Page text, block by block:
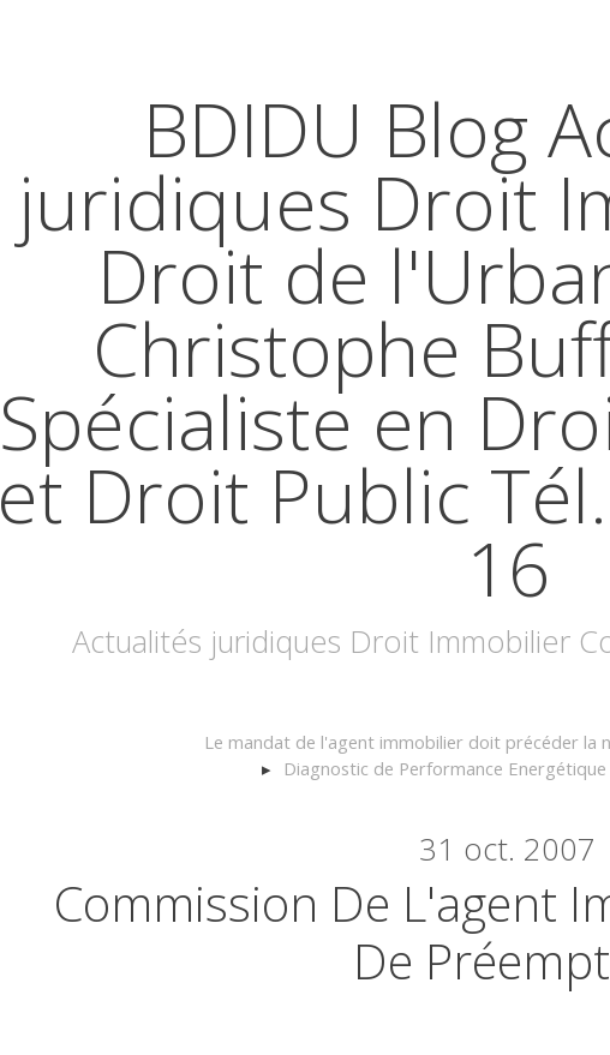
BDIDU Blog
juridiques Droit
Droit de
Christophe
Spécialiste en
et Droit Public
16
Actualités juridiques Droit Immobilier
Le mandat de l'agent immobilier doit précéder la
Diagnostic de Performance
31 oct. 2007
Commission De L'agent
De